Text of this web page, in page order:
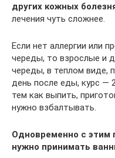
других кожных
лечения чуть сложнее.
Если нет аллергии или
череды, то взрослые и
череды, в теплом виде,
день после еды, курс —
тем как выпить,
нужно взбалтывать.
Одновременно с этим
нужно принимать